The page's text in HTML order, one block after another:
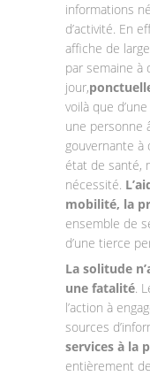
informations
d’activité. En
affiche de
par semaine à
jour,
voilà que
une personne
gouvernante à
état de santé,
nécessité.
mobilité, la
ensemble de
d’une tierce
La solitude
une fatalité.
l’action à
sources
services à la
entièrement